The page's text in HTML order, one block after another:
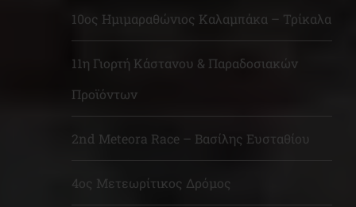
10ος Ημιμαραθώνιος Καλαμπάκα – Τρίκαλα
11η Γιορτή Κάστανου & Παραδοσιακών
Προϊόντων
2nd Meteora Race – Βασίλης Ευσταθίου
4ος Μετεωρίτικος Δρόμος